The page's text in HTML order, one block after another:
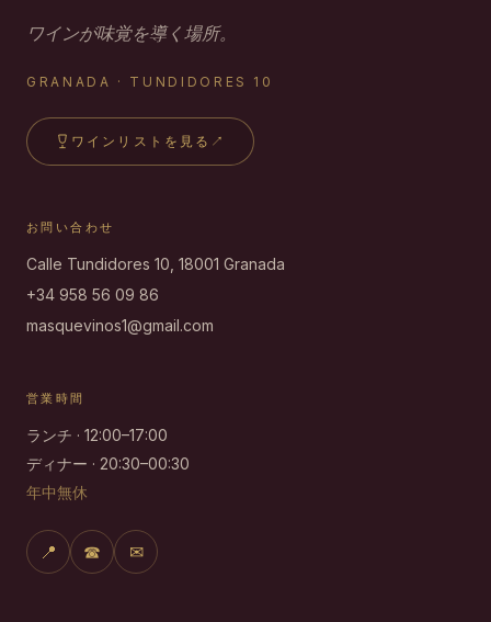
ワインが味覚を導く場所。
GRANADA · TUNDIDORES 10
ワインリストを見る ↗
お問い合わせ
Calle Tundidores 10, 18001 Granada
+34 958 56 09 86
masquevinos1@gmail.com
営業時間
ランチ · 12:00–17:00
ディナー · 20:30–00:30
年中無休
📍 ☎ ✉